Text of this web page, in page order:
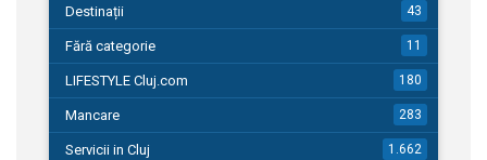
Destinații 43
Fără categorie 11
LIFESTYLE Cluj.com 180
Mancare 283
Servicii in Cluj 1.662